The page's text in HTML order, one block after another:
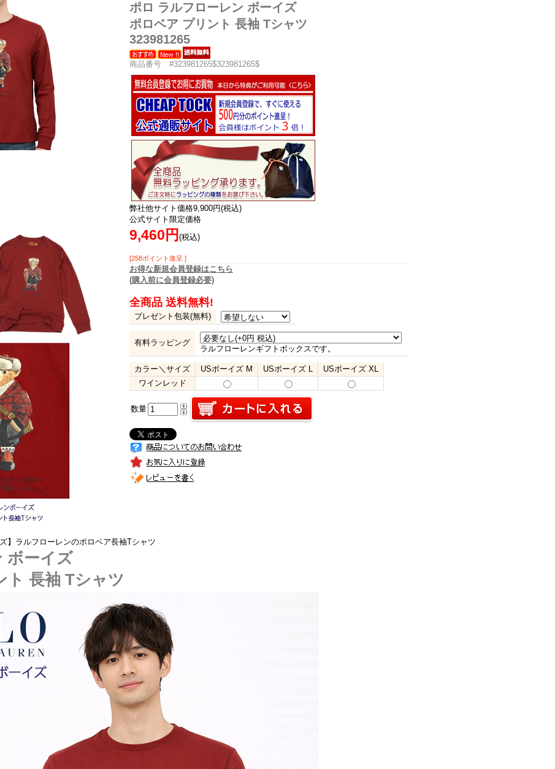
ポロ ラルフローレン ボーイズ
ポロベア プリント 長袖 Tシャツ
323981265
商品番号 #323981265$323981265$
弊社他サイト価格9,900円(税込)
公式サイト限定価格
9,460円 (税込)
[258ポイント進呈 ]
お得な新規会員登録はこちら
(購入前に会員登録必要)
全商品 送料無料!
プレゼント包装(無料)
有料ラッピング
ラルフローレンギフトボックスです。
カラー＼サイズ USボーイズ M USボーイズ L
USボーイズ XL
ワインレッド
数量
】ラルフローレンのポロベア長袖Tシャツ
ボーイズ
ト 長袖 Tシャツ